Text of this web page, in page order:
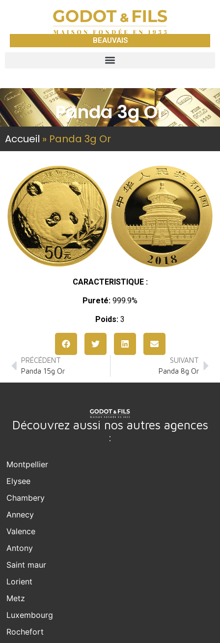
BEAUVAIS
Panda 3g Or
Accueil » Panda 3g Or
CARACTERISTIQUE :
Pureté: 999.9%
Poids: 3
PRÉCÉDENT
Panda 15g Or
SUIVANT
Panda 8g Or
Découvrez aussi nos autres agences
:
Montpellier
Elysee
Chambery
Annecy
Valence
Antony
Saint maur
Lorient
Metz
Luxembourg
Rochefort